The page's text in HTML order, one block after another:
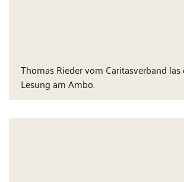
Thomas Rieder vom Caritasverband
Lesung am Ambo.